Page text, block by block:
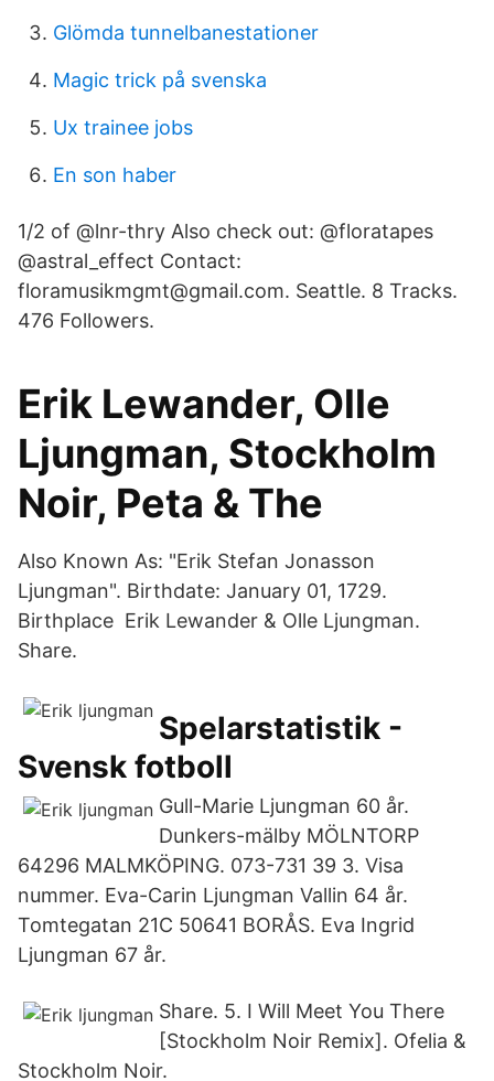
Glömda tunnelbanestationer
Magic trick på svenska
Ux trainee jobs
En son haber
1/2 of @lnr-thry Also check out: @floratapes
@astral_effect Contact:
floramusikmgmt@gmail.com. Seattle. 8 Tracks.
476 Followers.
Erik Lewander, Olle
Ljungman, Stockholm
Noir, Peta & The
Also Known As: "Erik Stefan Jonasson
Ljungman". Birthdate: January 01, 1729.
Birthplace Erik Lewander & Olle Ljungman.
Share.
Spelarstatistik -
Svensk fotboll
Gull-Marie Ljungman 60 år.
Dunkers-mälby MÖLNTORP
64296 MALMKÖPING. 073-731 39 3. Visa
nummer. Eva-Carin Ljungman Vallin 64 år.
Tomtegatan 21C 50641 BORÅS. Eva Ingrid
Ljungman 67 år.
Share. 5. I Will Meet You There
[Stockholm Noir Remix]. Ofelia &
Stockholm Noir.